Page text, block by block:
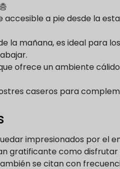
accesible a pie desde la
la mañana, es ideal para
ofrece un ambiente
caseros para
impresionados por el
gratificante como disfrutar
se citan con